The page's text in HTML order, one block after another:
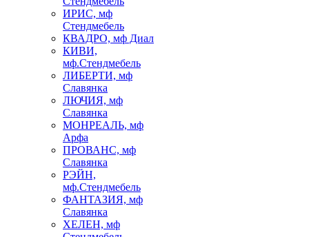
ИРИС, мф
Стендмебель
КВАДРО, мф Диал
КИВИ,
мф.Стендмебель
ЛИБЕРТИ, мф
Славянка
ЛЮЧИЯ, мф
Славянка
МОНРЕАЛЬ, мф
Арфа
ПРОВАНС, мф
Славянка
РЭЙН,
мф.Стендмебель
ФАНТАЗИЯ, мф
Славянка
ХЕЛЕН, мф